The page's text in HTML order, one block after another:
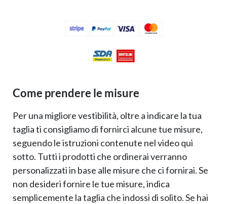
Come prendere le misure
Per una migliore vestibilità, oltre a indicare la tua
taglia ti consigliamo di fornirci alcune tue misure,
seguendo le istruzioni contenute nel video qui
sotto. Tutti i prodotti che ordinerai verranno
personalizzati in base alle misure che ci fornirai. Se
non desideri fornire le tue misure, indica
semplicemente la taglia che indossi di solito. Se hai